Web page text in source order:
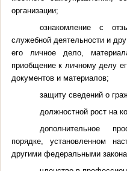
организации;
ознакомление с
служебной деятельности и
его личное дело,
приобщение к личному делу
документов и материалов;
защиту сведений о
должностной рост на
дополнительное
порядке, установленном
другими федеральными